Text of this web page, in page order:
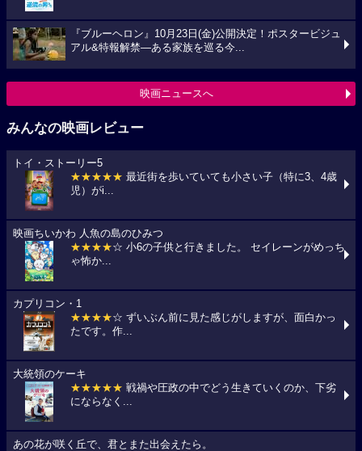
『ブルーヘロン』10月23日(金)公開決定！ポスタービジュ
アル&特報解禁―ある家族を巡る今...
映画ニュースへ
みんなの映画レビュー
トイ・ストーリー5
★★★★★ 最近街を歩いていても小さい子（特に3、4歳
児）がi...
映画ちいかわ 人魚の島のひみつ
★★★★☆ 小6の子供と行きました。 セイレーンがめっち
ゃ怖か...
カプリコン・1
★★★★☆ ずいぶん前に見た感じがしますが、面白かっ
たです。作...
大統領のケーキ
★★★★★ 戦禍や圧政の中でどう生きていくのか、下劣
にならなく...
あの花が咲く丘で、君とまた出会えたら。